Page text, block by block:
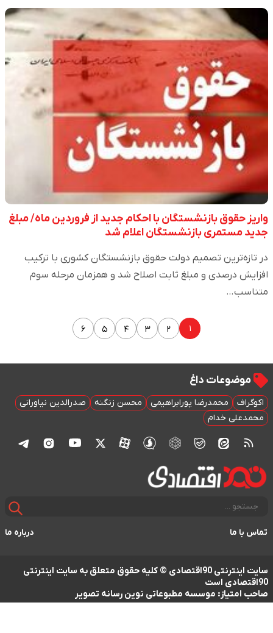
واریز حقوق بازنشستگان با احکام جدید از فروردین ماه/ مبلغ
جدید مستمری بازنشستگان اعلام شد
در تازه‌ترین تصمیم دولت حقوق بازنشستگان کشوری با ترکیب
افزایش درصدی و مبلغ ثابت اصلاح شد و همزمان مرحله سوم
متناسب…
۱ ۲ ۳ ۴ ۵ ۶
موضوعات داغ
اکوگراف محمدرضا پورابراهیمی محسن زنگنه
صدرالدین نیاورانی
محمدعلی خدام
تماس با ما درباره ما
سایت اینترنتی 90اقتصادی © کلیه حقوق متعلق به سایت اینترنتی
90اقتصادی است
صاحب امتیاز: موسسه مطبوعاتی نوین رسانه تصویر